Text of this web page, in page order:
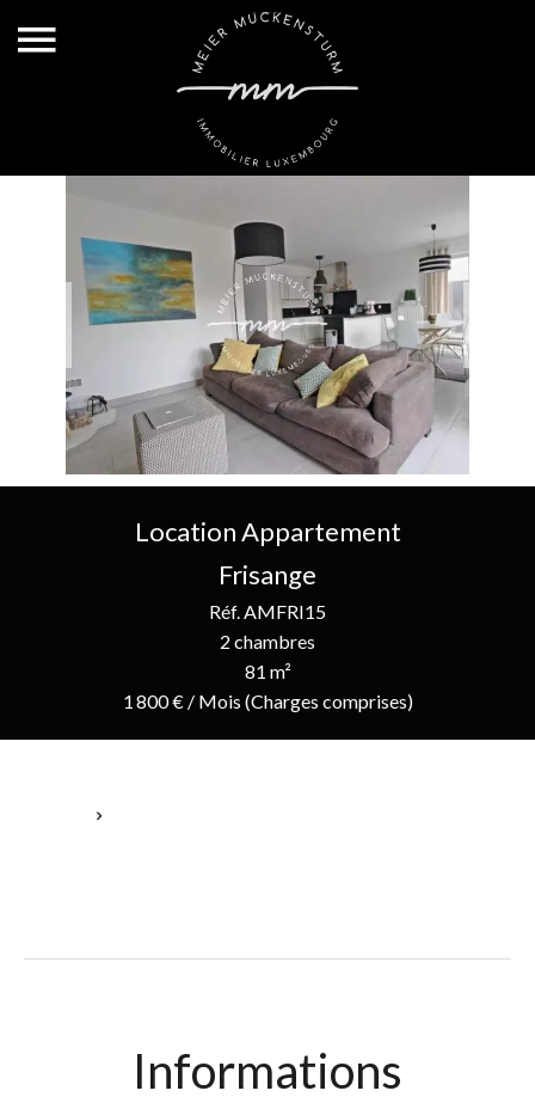
Location Appartement
Frisange
Réf. AMFRI15
2 chambres
81 m²
1 800 € / Mois (Charges comprises)
Informations